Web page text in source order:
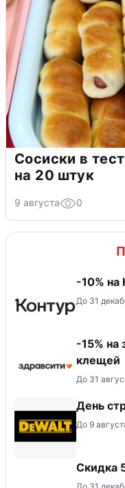
Сосиски в
на 20 штук
9 августа 0
-10% на
До 31
-15% на
клещей
До 31
День
До 9
Скидка